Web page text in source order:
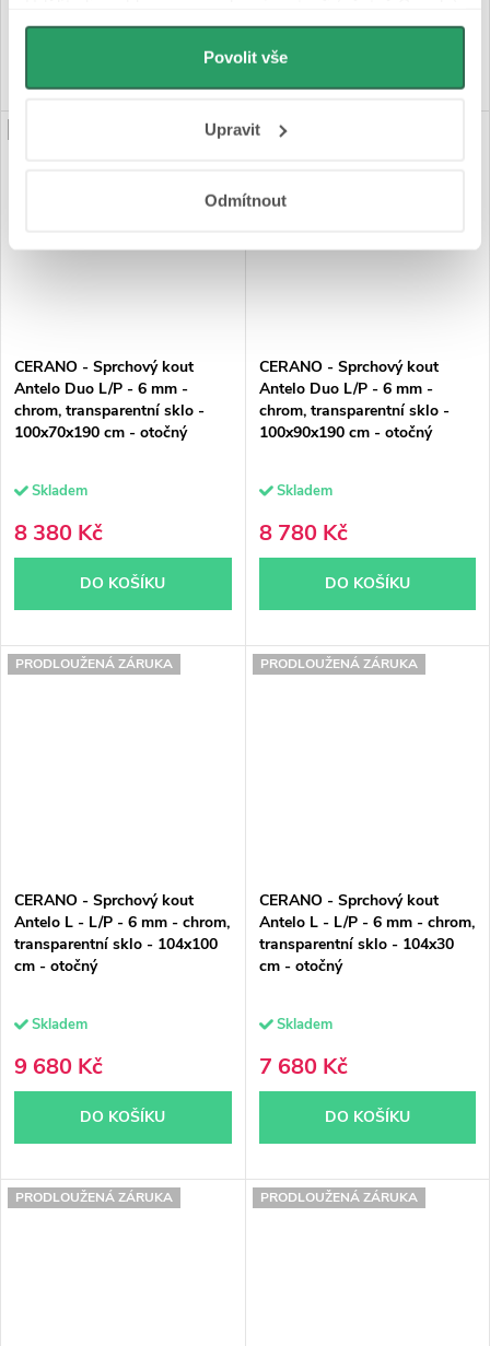
můžeme používat cookies pro analytiku a
personalizovanou reklamu. Jak Google zpracovává
osobní údaje najdete na stránkách
Povolit vše
Upravit
Odmítnout
CERANO - Sprchový kout
Antelo Duo L/P - 6 mm -
chrom, transparentní sklo -
100x70x190 cm - otočný
Skladem
8 380 Kč
DO KOŠÍKU
PRODLOUŽENÁ ZÁRUKA
CERANO - Sprchový kout
Antelo Duo L/P - 6 mm -
chrom, transparentní sklo -
100x90x190 cm - otočný
Skladem
8 780 Kč
DO KOŠÍKU
PRODLOUŽENÁ ZÁRUKA
CERANO - Sprchový kout
Antelo L - L/P - 6 mm - chrom,
transparentní sklo - 104x100
cm - otočný
Skladem
9 680 Kč
DO KOŠÍKU
PRODLOUŽENÁ ZÁRUKA
CERANO - Sprchový kout
Antelo L - L/P - 6 mm - chrom,
transparentní sklo - 104x30
cm - otočný
Skladem
7 680 Kč
DO KOŠÍKU
PRODLOUŽENÁ ZÁRUKA PRODLOUŽENÁ ZÁRUKA